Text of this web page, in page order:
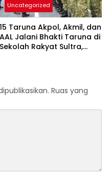
Uncategorized
15 Taruna Akpol, Akmil, dan
AAL Jalani Bhakti Taruna di
Sekolah Rakyat Sultra,
Ruas yang